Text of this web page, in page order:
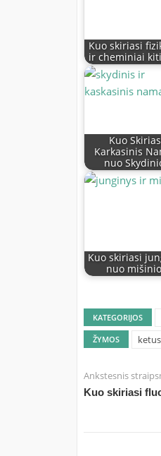
Kuo skiriasi
ir cheminiai
Kuo
Karkasinis
nuo
Kuo skiriasi
nuo
KATEGORIJOS
ŽYMOS ketus
Ankstesnis
Kuo skiriasi